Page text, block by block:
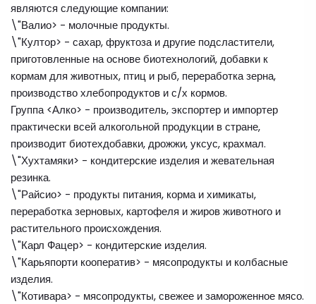
являются следующие компании:
\"Валио> - молочные продукты.
\"Култор> - сахар, фруктоза и другие подсластители,
приготовленные на основе биотехнологий, добавки к
кормам для животных, птиц и рыб, переработка зерна,
производство хлебопродуктов и с/х кормов.
Группа <Алко> - производитель, экспортер и импортер
практически всей алкогольной продукции в стране,
производит биотехдобавки, дрожжи, уксус, крахмал.
\"Хухтамяки> - кондитерские изделия и жевательная
резинка.
\"Райсио> - продукты питания, корма и химикаты,
переработка зерновых, картофеля и жиров животного и
растительного происхождения.
\"Карл Фацер> - кондитерские изделия.
\"Карьяпорти кооператив> - мясопродукты и колбасные
изделия.
\"Котивара> - мясопродукты, свежее и замороженное мясо.